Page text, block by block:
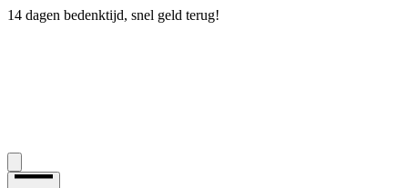
14 dagen bedenktijd, snel geld terug!